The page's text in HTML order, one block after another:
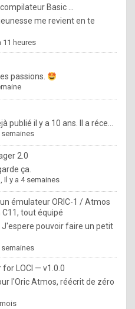
m
a
d
b
y
o
l
e
x
.
I
f
y
o
u
w
Basic ...
me revient en te
11 heures
passions.
publié il y a 10 ans. Il a réce...
semaines
2.0
ça.
Il y a 4 semaines
émulateur ORIC-1 / Atmos
tout équipé
J'espere pouvoir faire un petit
semaines
LOCI — v1.0.0
l'Oric Atmos, réécrit de zéro